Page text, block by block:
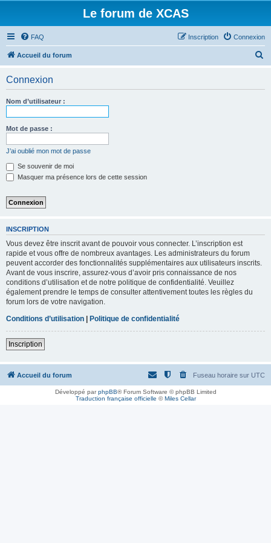
Le forum de XCAS
FAQ Connexion
Inscription
Accueil du forum
Connexion
Nom d’utilisateur :
Mot de passe :
J’ai oublié mon mot de passe
Se souvenir de moi
Masquer ma présence lors de cette session
INSCRIPTION
Vous devez être inscrit avant de pouvoir vous connecter. L’inscription est
rapide et vous offre de nombreux avantages. Les administrateurs du forum
peuvent accorder des fonctionnalités supplémentaires aux utilisateurs inscrits.
Avant de vous inscrire, assurez-vous d’avoir pris connaissance de nos
conditions d’utilisation et de notre politique de confidentialité. Veuillez
également prendre le temps de consulter attentivement toutes les règles du
forum lors de votre navigation.
Conditions d’utilisation | Politique de confidentialité
Inscription
Accueil du forum Fuseau horaire sur UTC
Développé parphpBB® Forum Software © phpBB Limited
Traduction française officielle ©Miles Cellar